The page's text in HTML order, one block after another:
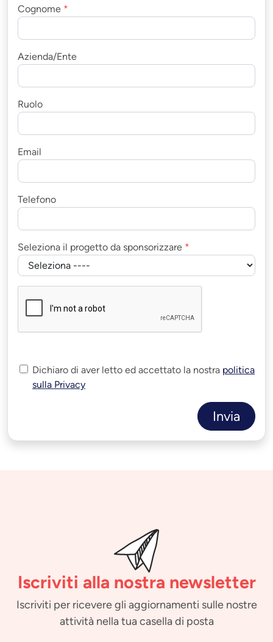
Cognome *
Azienda/Ente
Ruolo
Email
Telefono
Seleziona il progetto da sponsorizzare *
Dichiaro di aver letto ed accettato la nostra politica
sulla Privacy
Invia
Iscriviti alla nostra newsletter
Iscriviti per ricevere gli aggiornamenti sulle nostre
attività nella tua casella di posta